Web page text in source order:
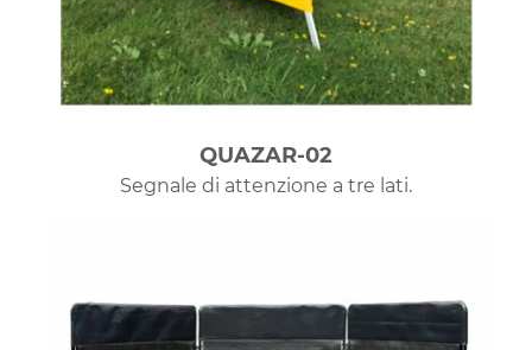
QUAZAR-02
Segnale di attenzione a tre lati.